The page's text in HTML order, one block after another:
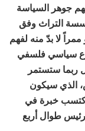
جوهر السياسة
التراث وفق
ممراً لا بدّ منه لفهم
سياسي فلسفي
ربما ستستمر
الذي سيكون
اكتسب خبرة في
طوال أربع